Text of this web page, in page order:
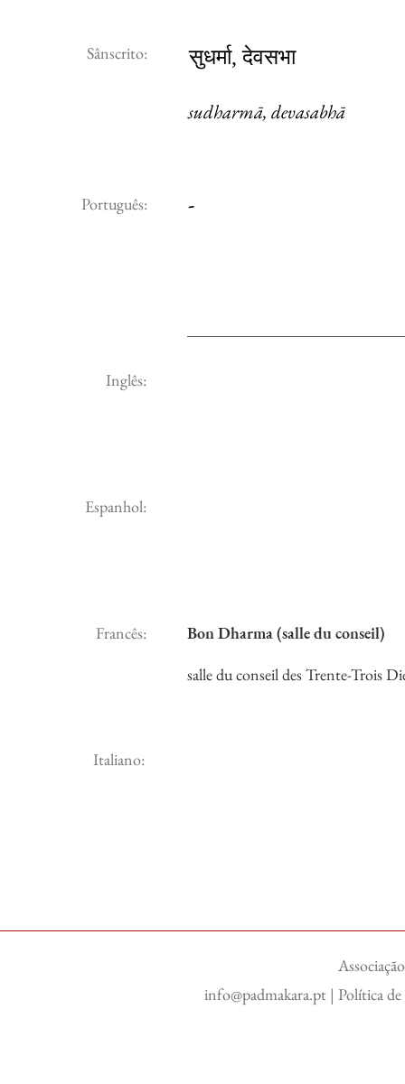
Sânscrito: सुधर्मा, देवसभा
sudharmā, devasabhā
Português: -
Inglês:
Espanhol:
Francês:
Bon Dharma (salle du conseil)
salle du conseil des Trente-Trois
Italiano:
info@padmakara.pt | Política